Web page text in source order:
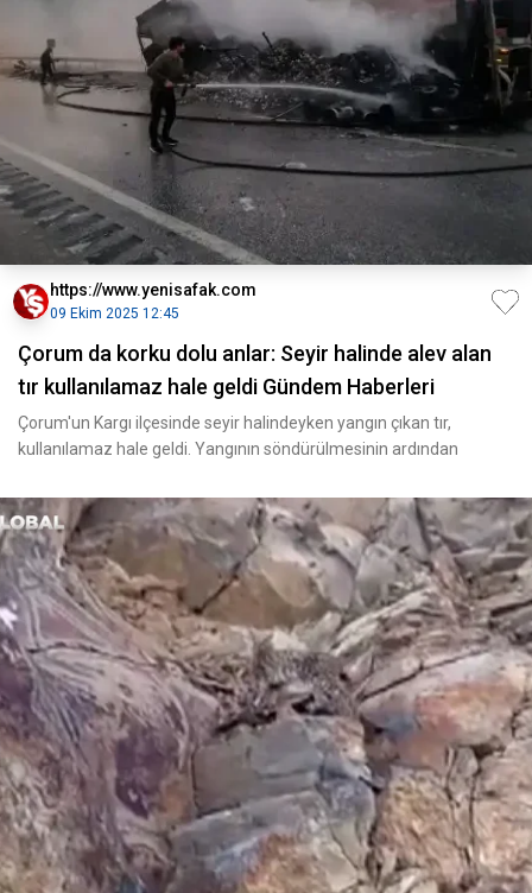
https://www.yenisafak.com
09 Ekim 2025 12:45
Çorum da korku dolu anlar: Seyir halinde alev alan
tır kullanılamaz hale geldi Gündem Haberleri
Çorum'un Kargı ilçesinde seyir halindeyken yangın çıkan tır,
kullanılamaz hale geldi. Yangının söndürülmesinin ardından